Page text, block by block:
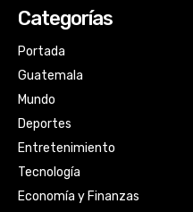
Categorías
Portada
Guatemala
Mundo
Deportes
Entretenimiento
Tecnología
Economía y Finanzas